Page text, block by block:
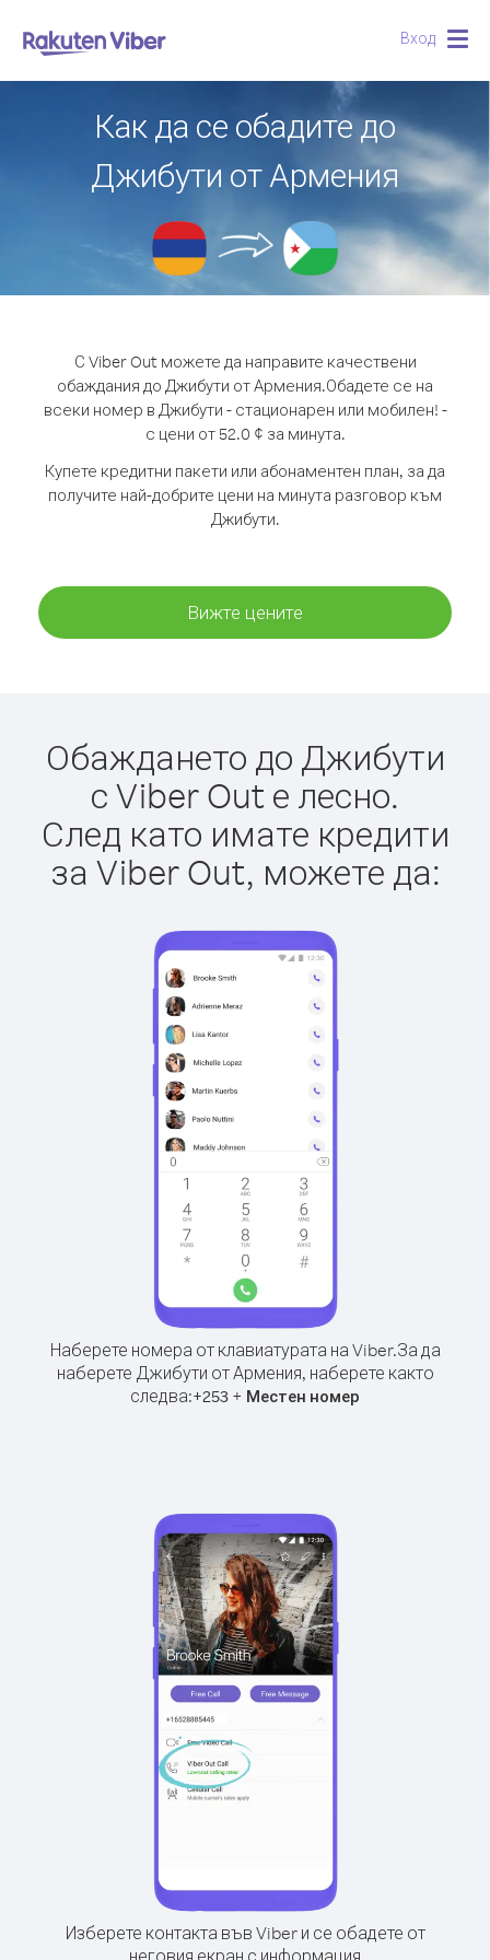
Вход
Как да се обадите до
Джибути от Армения
С Viber Out можете да направите качествени
обаждания до Джибути от Армения.Обадете се на
всеки номер в Джибути - стационарен или мобилен! -
с цени от 52.0 ¢ за минута.
Купете кредитни пакети или абонаментен план, за да
получите най-добрите цени на минута разговор към
Джибути.
Вижте цените
Обаждането до Джибути
с Viber Out е лесно.
След като имате кредити
за Viber Out, можете да:
Наберете номера от клавиатурата на Viber.За да
наберете Джибути от Армения, наберете както
следва:+253 + Местен номер
Изберете контакта във Viber и се обадете от
неговия екран с информация